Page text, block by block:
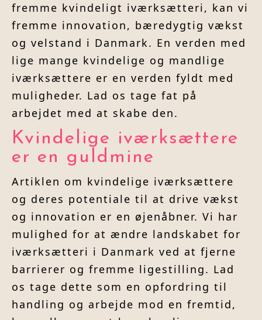
fremme kvindeligt iværksætteri, kan vi
fremme innovation, bæredygtig vækst
og velstand i Danmark. En verden med
lige mange kvindelige og mandlige
iværksættere er en verden fyldt med
muligheder. Lad os tage fat på
arbejdet med at skabe den.
Kvindelige iværksættere
er en guldmine
Artiklen om kvindelige iværksættere
og deres potentiale til at drive vækst
og innovation er en øjenåbner. Vi har
mulighed for at ændre landskabet for
iværksætteri i Danmark ved at fjerne
barrierer og fremme ligestilling. Lad
os tage dette som en opfordring til
handling og arbejde mod en fremtid,